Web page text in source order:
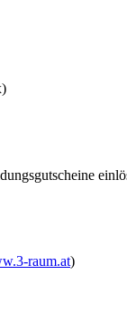
raum.at)